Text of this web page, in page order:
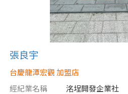
張良宇
台慶龍潭宏觀 加盟店
經紀業名稱
洺埕開發企業社